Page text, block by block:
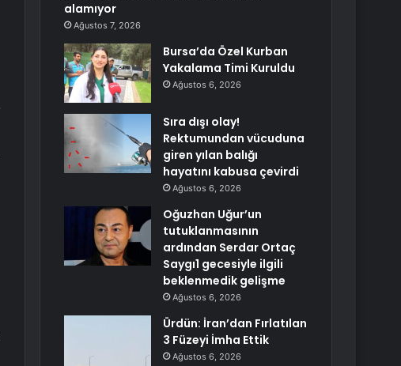
alamıyor
Ağustos 7, 2026
Bursa’da Özel Kurban
Yakalama Timi Kuruldu
Ağustos 6, 2026
Sıra dışı olay!
Rektumundan vücuduna
giren yılan balığı
hayatını kabusa çevirdi
Ağustos 6, 2026
Oğuzhan Uğur’un
tutuklanmasının
ardından Serdar Ortaç
Saygı1 gecesiyle ilgili
beklenmedik gelişme
Ağustos 6, 2026
Ürdün: İran’dan Fırlatılan
3 Füzeyi İmha Ettik
Ağustos 6, 2026